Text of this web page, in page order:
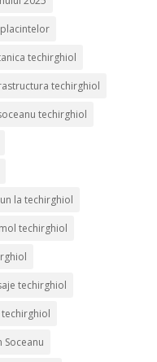
techirghiol
techirghiol
techirghiol
la techirghiol
techirghiol
techirghiol
Soceanu